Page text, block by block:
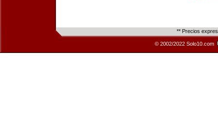
** Precios
© 2002/2022 Solo10.com